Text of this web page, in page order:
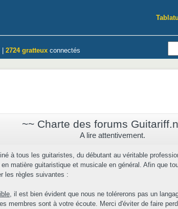
2724 gratteux connectés
~~ Charte des forums
A lire attentivement.
à tous les guitaristes, du débutant au véritable
matière guitaristique et musicale en général. Afin que
les règles suivantes :
, il est bien évident que nous ne tolérerons pas un
membres sont à votre écoute. Merci d'éviter de faire